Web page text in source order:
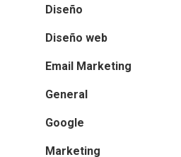
Diseño
Diseño web
Email Marketing
General
Google
Marketing